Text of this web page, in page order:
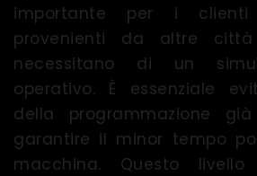
importante per i
provenienti da altre
necessitano di un
operativo. È essenziale
della programmazione
garantire il minor tempo
macchina. Questo